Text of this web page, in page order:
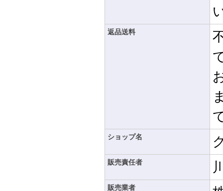
返品送料
ショップ名
販売責任者
販売業者